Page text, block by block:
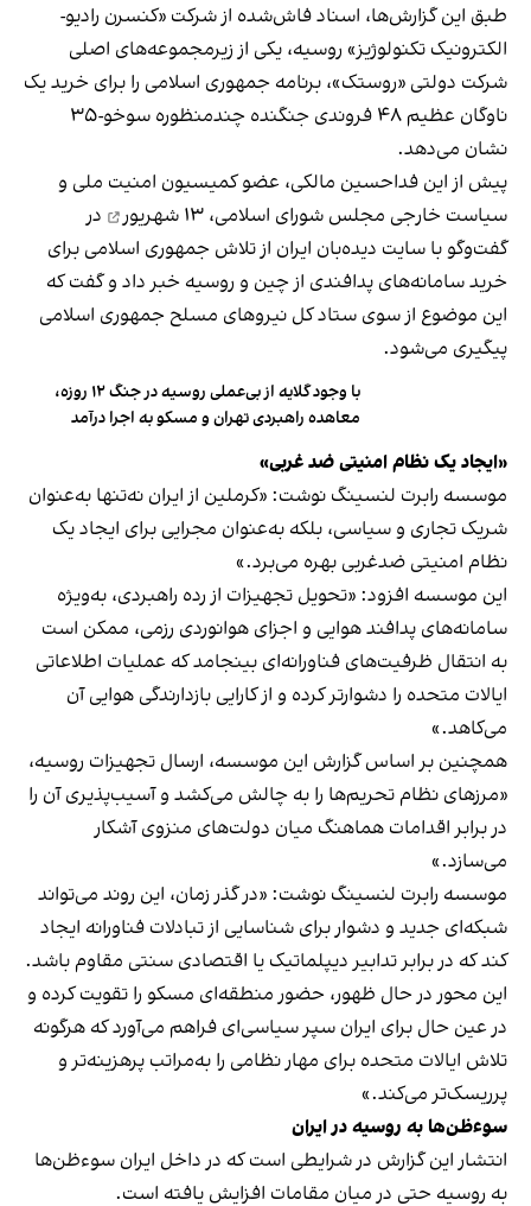
طبق این گزارش‌ها، اسناد فاش‌شده از شرکت «کنسرن رادیو-
الکترونیک تکنولوژیز» روسیه، یکی از زیرمجموعه‌های اصلی
شرکت دولتی «روستک»، برنامه جمهوری اسلامی را برای خرید یک
ناوگان عظیم ۴۸ فروندی جنگنده چندمنظوره سوخو-۳۵
نشان می‌دهد.
پیش از این فداحسین مالکی، عضو کمیسیون امنیت ملی و
سیاست خارجی مجلس شورای اسلامی، ۱۳ شهریور
در
گفت‌وگو با سایت دیده‌بان ایران از تلاش جمهوری اسلامی برای
خرید سامانه‌های پدافندی از چین و روسیه خبر داد و گفت که
این موضوع از سوی ستاد کل نیروهای مسلح جمهوری اسلامی
پیگیری می‌شود.
با وجود گلایه از بی‌عملی روسیه در جنگ ۱۲ روزه،
معاهده راهبردی تهران و مسکو به اجرا درآمد
«ایجاد یک نظام امنیتی ضد غربی»
موسسه رابرت لنسینگ نوشت: «کرملین از ایران نه‌تنها به‌عنوان
شریک تجاری و سیاسی، بلکه به‌عنوان مجرایی برای ایجاد یک
نظام امنیتی ضدغربی بهره می‌برد.»
این موسسه افزود: «تحویل تجهیزات از رده‌ راهبردی، به‌ویژه
سامانه‌های پدافند هوایی و اجزای هوانوردی رزمی، ممکن است
به انتقال ظرفیت‌های فناورانه‌ای بینجامد که عملیات اطلاعاتی
ایالات متحده را دشوارتر کرده و از کارایی بازدارندگی هوایی آن
می‌کاهد.»
همچنین بر اساس گزارش این موسسه، ارسال تجهیزات روسیه،
«مرزهای نظام تحریم‌ها را به چالش می‌کشد و آسیب‌پذیری آن را
در برابر اقدامات هماهنگ میان دولت‌های منزوی آشکار
می‌سازد.»
موسسه رابرت لنسینگ نوشت: «در گذر زمان، این روند می‌تواند
شبکه‌ای جدید و دشوار برای شناسایی از تبادلات فناورانه ایجاد
کند که در برابر تدابیر دیپلماتیک یا اقتصادی سنتی مقاوم باشد.
این محور در حال ظهور، حضور منطقه‌ای مسکو را تقویت کرده و
در عین حال برای ایران سپر سیاسی‌ای فراهم می‌آورد که هرگونه
تلاش ایالات متحده برای مهار نظامی را به‌مراتب پرهزینه‌تر و
پرریسک‌تر می‌کند.»
سوءظن‌ها به روسیه در ایران
انتشار این گزارش در شرایطی است که در داخل ایران سوءظن‌ها
به روسیه حتی در میان مقامات افزایش یافته است.